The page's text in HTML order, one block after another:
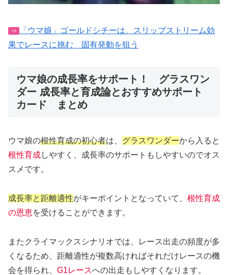
⇒
「ウマ娘」ゴールドシチーは、スリップストリーム効
果でレースに挑む 固有発動を狙う
ウマ娘の成長率をサポート！ グラスワン
ダー 成長率と育成論とおすすめサポート
カード まとめ
ウマ娘の根性育成の初心者は、 グラスワンダーから入ると
根性育成しやすく、成長率のサポートもしやすいのでオス
スメです。
成長率と距離適性がキーポイントとなっていて、 根性育成
の恩恵を受けることができます。
またクライマックスシナリオでは、レース出走の頻度が多
くなるため、距離適性が複数高ければそれだけレースの機
会を得られ、 G1レースへの出走もしやすくなります。